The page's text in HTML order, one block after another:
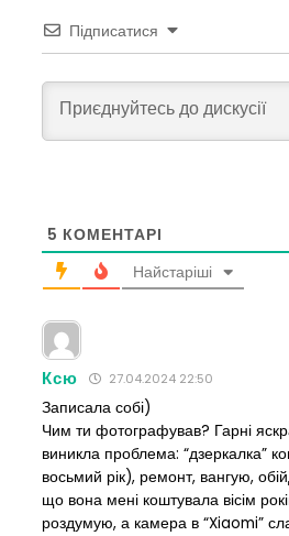
Підписатися
5 КОМЕНТАРІ
Найстаріші
Ксю 27.04.2024 22:50
Записала собі)
Чим ти фотографував? Гарні
виникла проблема: “дзеркалка”
восьмий рік), ремонт, вангую,
що вона мені коштувала вісім
роздумую, а камера в “Xiaomi”